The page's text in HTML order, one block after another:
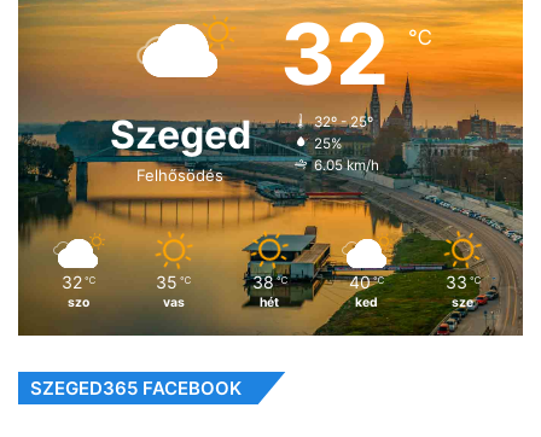
Szeged
Felhősödés
32℃
32º - 25º
25%
6.05 km/h
32 ℃
szo
35 ℃
vas
38 ℃
hét
40 ℃
ked
33 ℃
sze
SZEGED365 FACEBOOK